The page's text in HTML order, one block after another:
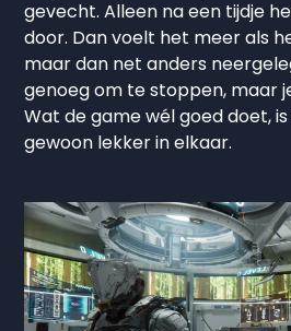
gevecht. Alleen na een tijdje
door. Dan voelt het meer als
maar dan net anders
genoeg om te stoppen, maar
Wat de game wél goed doet,
gewoon lekker in elkaar.